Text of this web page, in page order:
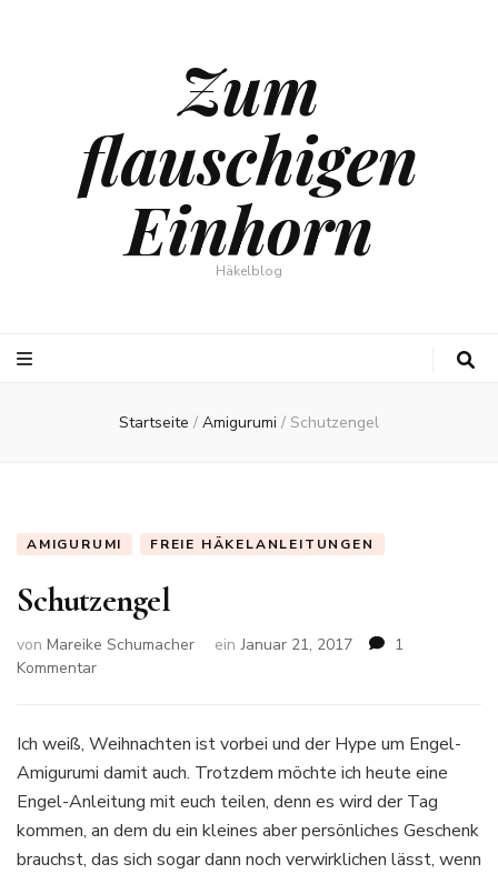
Zum
flauschigen
Einhorn
Häkelblog
Startseite / Amigurumi / Schutzengel
AMIGURUMI FREIE HÄKELANLEITUNGEN
Schutzengel
von Mareike Schumacher ein Januar 21, 2017
1
Kommentarzu
Ich weiß, Weihnachten ist vorbei und der Hype um Engel-
Amigurumi damit auch. Trotzdem möchte ich heute eine
Engel-Anleitung mit euch teilen, denn es wird der Tag
kommen, an dem du ein kleines aber persönliches Geschenk
brauchst, das sich sogar dann noch verwirklichen lässt, wenn